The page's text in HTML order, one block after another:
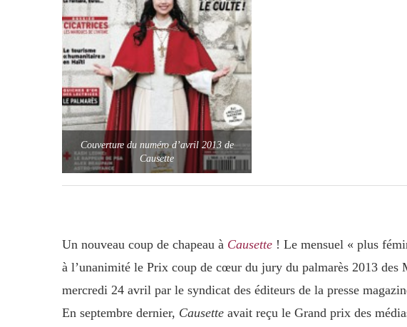
Couverture du numéro d’avril 2013 de
Causette
Un nouveau coup de chapeau à Causette ! Le mensuel « plus
à l’unanimité le Prix coup de cœur du jury du palmarès 2013 des
mercredi 24 avril par le syndicat des éditeurs de la presse
En septembre dernier, Causette avait reçu le Grand prix des